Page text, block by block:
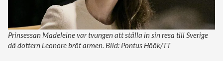
Prinsessan Madeleine var tvungen att ställa in sin resa till Sverige
då dottern Leonore bröt armen. Bild: Pontus Höök/TT